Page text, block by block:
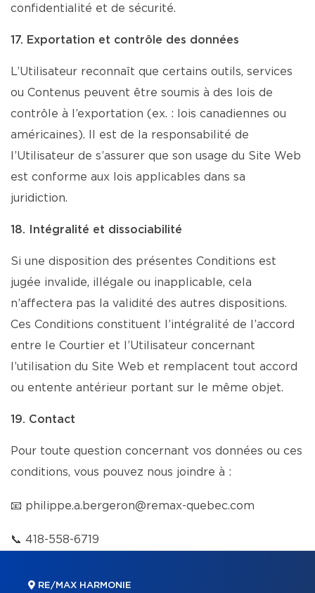
confidentialité et de sécurité.
17. Exportation et contrôle des données
L’Utilisateur reconnaît que certains outils, services
ou Contenus peuvent être soumis à des lois de
contrôle à l’exportation (ex. : lois canadiennes ou
américaines). Il est de la responsabilité de
l’Utilisateur de s’assurer que son usage du Site Web
est conforme aux lois applicables dans sa
juridiction.
18. Intégralité et dissociabilité
Si une disposition des présentes Conditions est
jugée invalide, illégale ou inapplicable, cela
n’affectera pas la validité des autres dispositions.
Ces Conditions constituent l’intégralité de l’accord
entre le Courtier et l’Utilisateur concernant
l’utilisation du Site Web et remplacent tout accord
ou entente antérieur portant sur le même objet.
19. Contact
Pour toute question concernant vos données ou ces
conditions, vous pouvez nous joindre à :
📧 philippe.a.bergeron@remax-quebec.com
📞 418-558-6719
RE/MAX HARMONIE